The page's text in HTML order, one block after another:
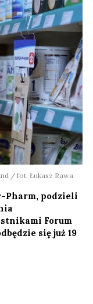
/ fot. Łukasz Rawa
Pharm, podzieli
Forum
się już 19